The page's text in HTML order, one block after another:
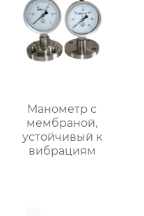
Манометр с
мембраной,
устойчивый к
вибрациям